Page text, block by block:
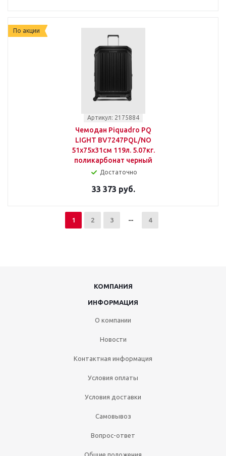
По акции
Артикул: 2175884
Чемодан Piquadro PQ
LIGHT BV7247PQL/NO
51x75x31см 119л. 5.07кг.
поликарбонат черный
Достаточно
33 373 руб.
1 2 3 4
КОМПАНИЯ
ИНФОРМАЦИЯ
О компании
Новости
Контактная информация
Условия оплаты
Условия доставки
Самовывоз
Вопрос-ответ
Общие положения